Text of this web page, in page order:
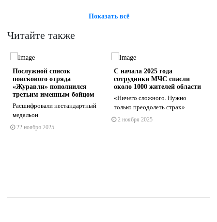
Показать всё
Читайте также
Послужной список
поискового отряда
«Журавли» пополнился
третьим именным бойцом
Расшифровали нестандартный
медальон
22 ноября 2025
С начала 2025 года
сотрудники МЧС спасли
около 1000 жителей области
«Ничего сложного. Нужно
только преодолеть страх»
2 ноября 2025